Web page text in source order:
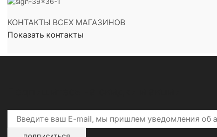
КОНТАКТЫ ВСЕХ МАГАЗИНОВ
Показать контакты